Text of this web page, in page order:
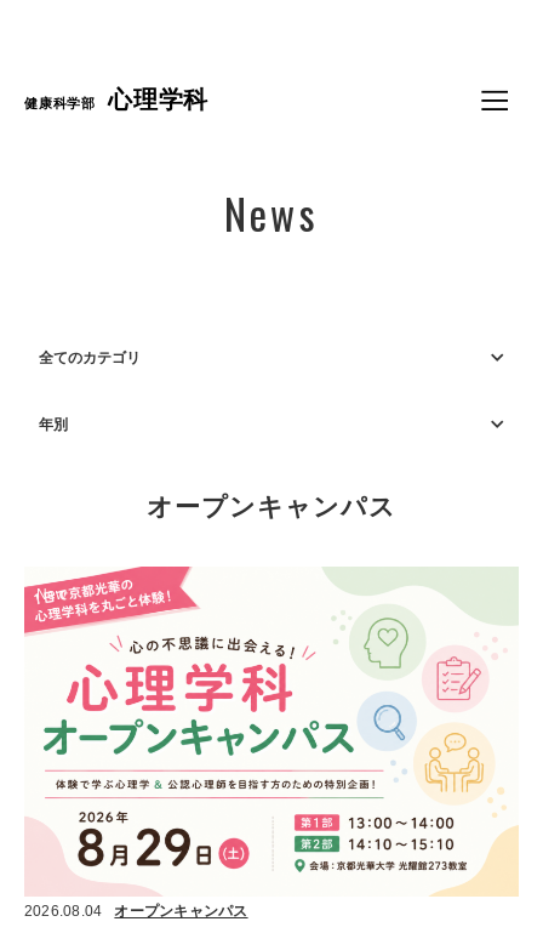
健康科学部 心理学科
News
全てのカテゴリ
年別
オープンキャンパス
New
2026.08.04 オープンキャンパス